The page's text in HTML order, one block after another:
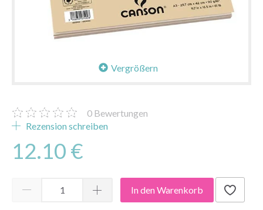
Vergrößern
0 Bewertungen
Rezension schreiben
12.10 €
In den Warenkorb